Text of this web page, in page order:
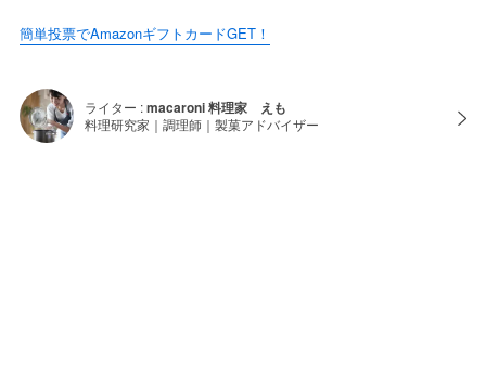
簡単投票でAmazonギフトカードGET！
ライター :macaroni 料理家 えも
料理研究家｜調理師｜製菓アドバイザー